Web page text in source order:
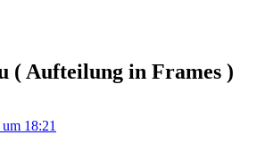
( Aufteilung in Frames )
18:21